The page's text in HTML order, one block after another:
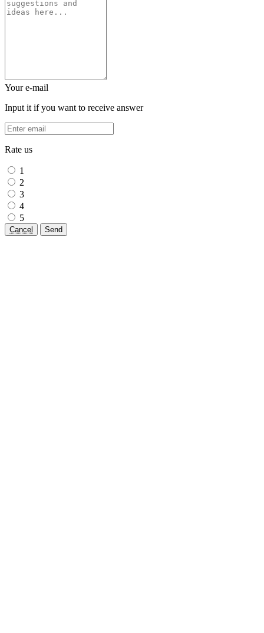
Your e-mail
Input it if you want to receive answer
Rate us
1
2
3
4
5
Cancel Send